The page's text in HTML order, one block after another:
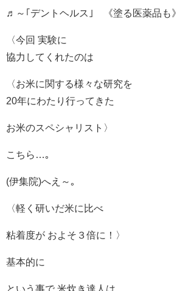
♬～｢デントヘルス｣ 《塗る医薬品も》
〈今回 実験に
協力してくれたのは
〈お米に関する様々な研究を
20年にわたり行ってきた
お米のスペシャリスト〉
こちら…｡
(伊集院)へえ～｡
〈軽く研いだ米に比べ
粘着度が およそ３倍に！〉
基本的に
という事で 米炊き達人は